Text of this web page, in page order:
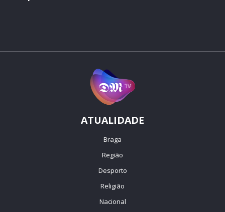
ATUALIDADE
Braga
Região
Desporto
Religião
Nacional